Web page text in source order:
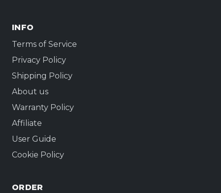
INFO
Terms of Service
Privacy Policy
Shipping Policy
About us
Warranty Policy
Affiliate
User Guide
Cookie Policy
ORDER